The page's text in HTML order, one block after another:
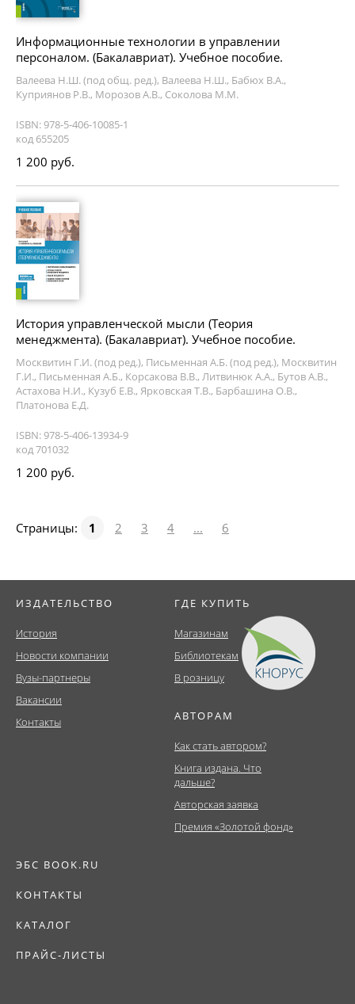
Информационные технологии в управлении
персоналом. (Бакалавриат). Учебное пособие.
Валеева Н.Ш. (под общ. ред.), Валеева Н.Ш., Бабюх В.А.,
Куприянов Р.В., Морозов А.В., Соколова М.М.
ISBN: 978-5-406-10085-1
код 655205
1 200 руб.
История управленческой мысли (Теория
менеджмента). (Бакалавриат). Учебное пособие.
Москвитин Г.И. (под ред.), Письменная А.Б. (под ред.), Москвитин
Г.И., Письменная А.Б., Корсакова В.В., Литвинюк А.А., Бутов А.В.,
Астахова Н.И., Кузуб Е.В., Ярковская Т.В., Барбашина О.В.,
Платонова Е.Д.
ISBN: 978-5-406-13934-9
код 701032
1 200 руб.
Страницы: 1 2 3 4 ... 6
ИЗДАТЕЛЬСТВО
История
Новости компании
Вузы-партнеры
Вакансии
Контакты
ГДЕ КУПИТЬ
Магазинам
Библиотекам
В розницу
АВТОРАМ
Как стать автором?
Книга издана. Что
дальше?
Авторская заявка
Премия «Золотой фонд»
ЭБС BOOK.RU
КОНТАКТЫ
КАТАЛОГ
ПРАЙС-ЛИСТЫ